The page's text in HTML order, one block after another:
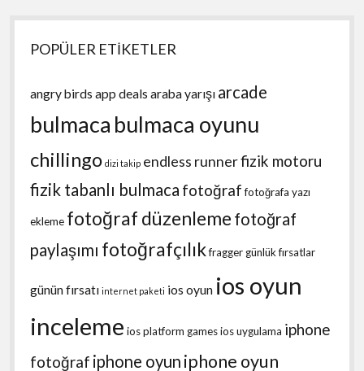
POPÜLER ETİKETLER
angry birds app deals araba yarışı arcade
bulmaca bulmaca oyunu
chillingo dizi takip endless runnerfizik motoru
fizik tabanlı bulmaca fotoğraf fotoğrafa yazı
ekleme fotoğraf düzenleme fotoğraf
paylaşımı fotoğrafçılıkfraggergünlük fırsatlar
günün fırsatı internet paketi ios oyun ios oyun
inceleme ios platform gamesios uygulama iphone
fotoğraf iphone oyun iphone oyun